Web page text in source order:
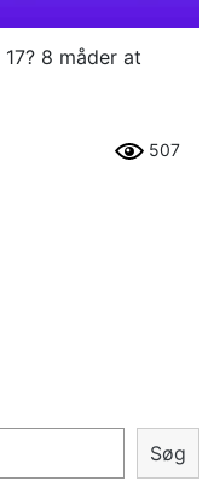
8 måder at
507
Søg